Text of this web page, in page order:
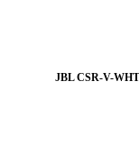
JBL CSR-V-